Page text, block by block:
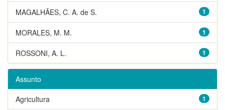
1
MAGALHÃES, C. A. de S.
1
MORALES, M. M.
1
ROSSONI, A. L.
Assunto
1
Agricultura